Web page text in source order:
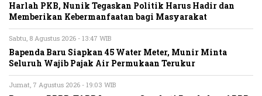
Harlah PKB, Nunik Tegaskan Politik Harus Hadir dan
Memberikan Kebermanfaatan bagi Masyarakat
Sabtu, 8 Agustus 2026 - 13:47 WIB
Bapenda Baru Siapkan 45 Water Meter, Munir Minta
Seluruh Wajib Pajak Air Permukaan Terukur
Jumat, 7 Agustus 2026 - 19:03 WIB